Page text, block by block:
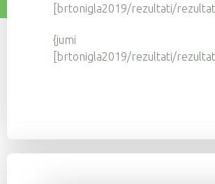
[brtonigla2019/rezultati/
{jumi
[brtonigla2019/rezultati/